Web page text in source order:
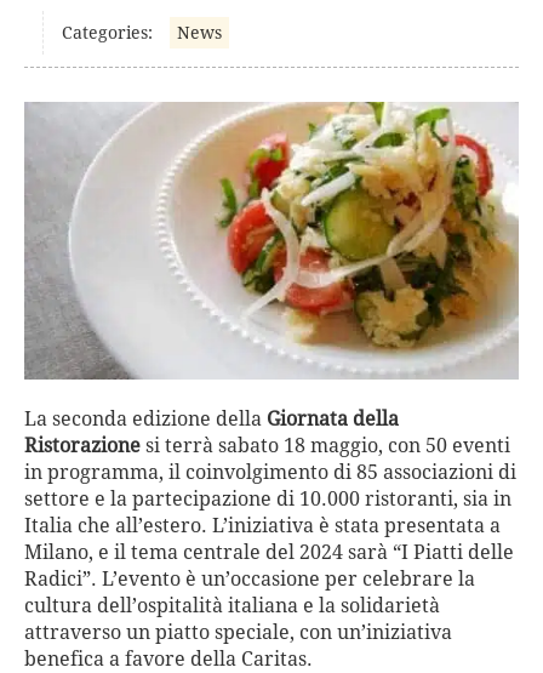
Categories: News
La seconda edizione della Giornata della
Ristorazione si terrà sabato 18 maggio, con 50 eventi
in programma, il coinvolgimento di 85 associazioni di
settore e la partecipazione di 10.000 ristoranti, sia in
Italia che all’estero. L’iniziativa è stata presentata a
Milano, e il tema centrale del 2024 sarà “I Piatti delle
Radici”. L’evento è un’occasione per celebrare la
cultura dell’ospitalità italiana e la solidarietà
attraverso un piatto speciale, con un’iniziativa
benefica a favore della Caritas.